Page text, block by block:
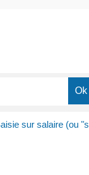
sur salaire (ou